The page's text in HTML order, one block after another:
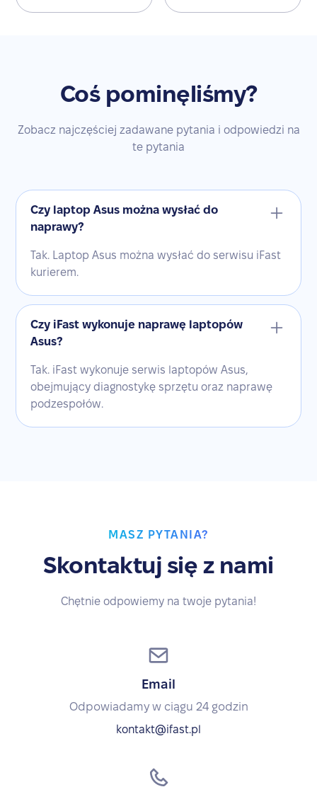
Coś pominęliśmy?
Zobacz najczęściej zadawane pytania i odpowiedzi na
te pytania
Czy laptop Asus można wysłać do
naprawy?
Tak. Laptop Asus można wysłać do serwisu iFast
kurierem.
Czy iFast wykonuje naprawę laptopów
Asus?
Tak. iFast wykonuje serwis laptopów Asus,
obejmujący diagnostykę sprzętu oraz naprawę
podzespołów.
MASZ PYTANIA?
Skontaktuj się z nami
Chętnie odpowiemy na twoje pytania!
Email
Odpowiadamy w ciągu 24 godzin
kontakt@ifast.pl